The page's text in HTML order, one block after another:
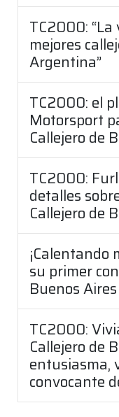
TC2000:
mejores
Argentina”
TC2000: el
Motorsport
Callejero de
TC2000:
detalles
Callejero de
su primer
Buenos Aires
TC2000:
Callejero de
entusiasma,
convocante